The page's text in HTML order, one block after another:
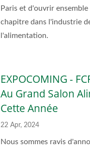
Paris et d'ouvrir
chapitre dans l'industrie
l'alimentation.
EXPOCOMING -
Au Grand Salon
Cette Année
22 Apr, 2024
Nous sommes ravis